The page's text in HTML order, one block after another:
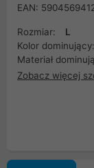
EAN:
Rozmiar:
L
Kolor dominujący:
Materiał
Zobacz więcej